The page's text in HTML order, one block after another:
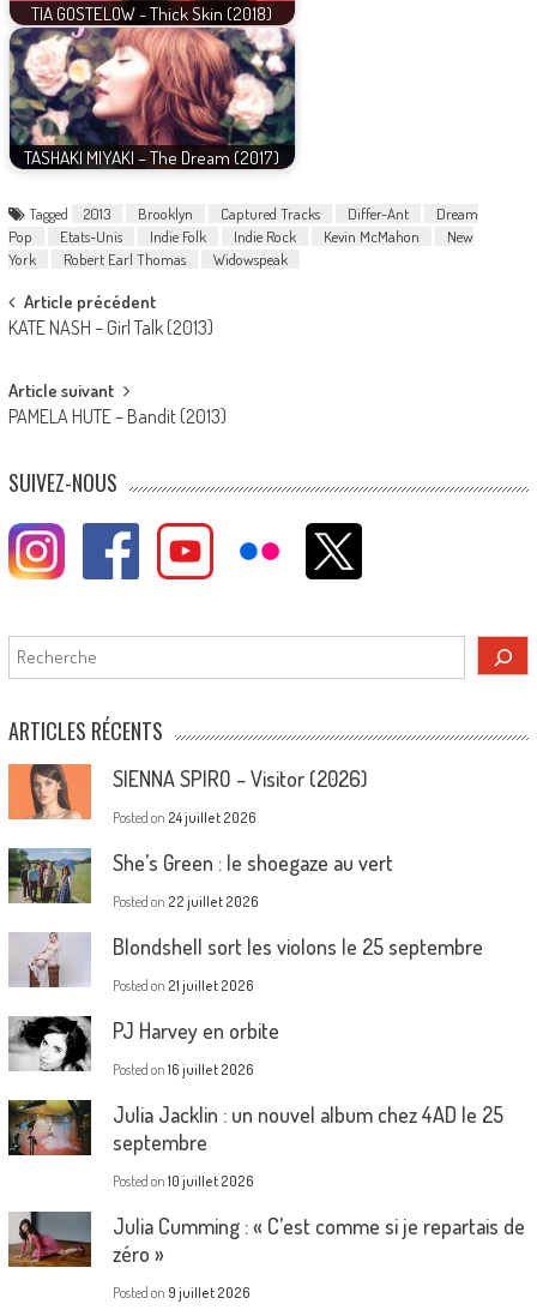
TIA GOSTELOW - Thick Skin (2018)
TASHAKI MIYAKI – The Dream (2017)
Tagged 2013 Brooklyn Captured Tracks Differ-Ant
Dream
Pop
Etats-Unis Indie Folk Indie Rock Kevin McMahon
New
York
Robert Earl Thomas Widowspeak
Post
navigation
Article précédent
KATE NASH – Girl Talk (2013)
Article suivant
PAMELA HUTE – Bandit (2013)
SUIVEZ-NOUS
Rechercher
ARTICLES RÉCENTS
SIENNA SPIRO – Visitor (2026)
Posted on 24 juillet 2026
She’s Green : le shoegaze au vert
Posted on 22 juillet 2026
Blondshell sort les violons le 25 septembre
Posted on 21 juillet 2026
PJ Harvey en orbite
Posted on 16 juillet 2026
Julia Jacklin : un nouvel album chez 4AD le 25
septembre
Posted on 10 juillet 2026
Julia Cumming : « C’est comme si je repartais de
zéro »
Posted on 9 juillet 2026